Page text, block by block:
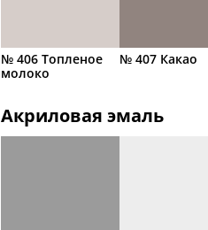
№ 406 Топленое
молоко
№ 407 Какао
Акриловая эмаль